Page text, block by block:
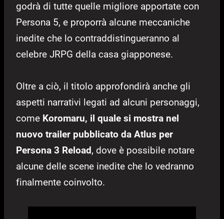
godrà di tutte quelle migliore apportate con
Persona 5, e proporrà alcune meccaniche
inedite che lo contraddistingueranno al
celebre JRPG della casa giapponese.
Oltre a ciò, il titolo approfondirà anche gli
aspetti narrativi legati ad alcuni personaggi,
come Koromaru, il quale si mostra nel
nuovo trailer pubblicato da Atlus per
Persona 3 Reload, dove è possibile notare
alcune delle scene inedite che lo vedranno
finalmente coinvolto.